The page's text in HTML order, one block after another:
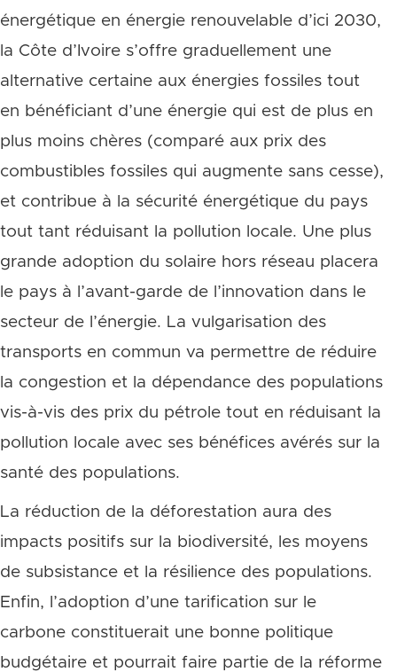
énergétique en énergie renouvelable d’ici 2030,
la Côte d’Ivoire s’offre graduellement une
alternative certaine aux énergies fossiles tout
en bénéficiant d’une énergie qui est de plus en
plus moins chères (comparé aux prix des
combustibles fossiles qui augmente sans cesse),
et contribue à la sécurité énergétique du pays
tout tant réduisant la pollution locale. Une plus
grande adoption du solaire hors réseau placera
le pays à l’avant-garde de l’innovation dans le
secteur de l’énergie. La vulgarisation des
transports en commun va permettre de réduire
la congestion et la dépendance des populations
vis-à-vis des prix du pétrole tout en réduisant la
pollution locale avec ses bénéfices avérés sur la
santé des populations.
La réduction de la déforestation aura des
impacts positifs sur la biodiversité, les moyens
de subsistance et la résilience des populations.
Enfin, l’adoption d’une tarification sur le
carbone constituerait une bonne politique
budgétaire et pourrait faire partie de la réforme